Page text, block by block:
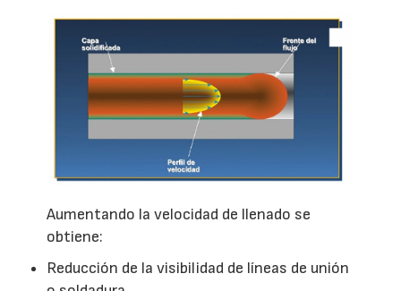
Aumentando la velocidad de llenado se
obtiene:
Reducción de la visibilidad de líneas de unión